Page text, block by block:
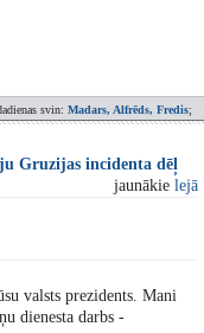
svin: Madars, Alfrēds, Fredis;
Gruzijas incidenta dēļ
jaunākie lejā
valsts prezidents. Mani
dienesta darbs -